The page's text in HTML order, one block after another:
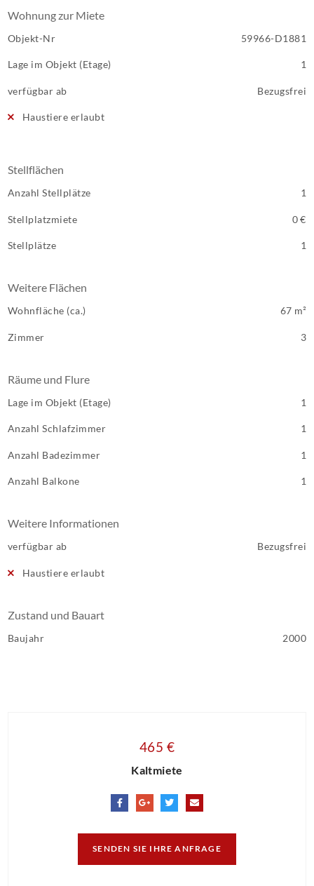
Wohnung zur Miete
Objekt-Nr 59966-D1881
Lage im Objekt (Etage) 1
verfügbar ab Bezugsfrei
Haustiere erlaubt
Stellflächen
Anzahl Stellplätze 1
Stellplatzmiete 0 €
Stellplätze 1
Weitere Flächen
Wohnfläche (ca.) 67 m²
Zimmer 3
Räume und Flure
Lage im Objekt (Etage) 1
Anzahl Schlafzimmer 1
Anzahl Badezimmer 1
Anzahl Balkone 1
Weitere Informationen
verfügbar ab Bezugsfrei
Haustiere erlaubt
Zustand und Bauart
Baujahr 2000
465 €
Kaltmiete
SENDEN SIE IHRE ANFRAGE